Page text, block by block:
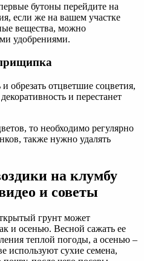
бутоны перейдите на
если же на вашем участке
вещества, можно
удобрениями.
обрезать отцветшие соцветия,
и перестанет
то необходимо регулярно
также нужно удалять
на клумбу
и советы
грунт может
и осенью. Весной сажать ее
теплой погоды, а осенью –
используют сухие семена,